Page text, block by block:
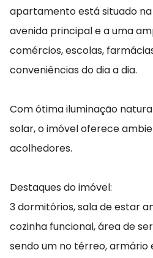
apartamento está situado na
avenida principal e a uma
comércios, escolas,
conveniências do dia a dia.
Com ótima iluminação
solar, o imóvel oferece
acolhedores.
Destaques do imóvel:
3 dormitórios, sala de estar
cozinha funcional, área de
sendo um no térreo, armário